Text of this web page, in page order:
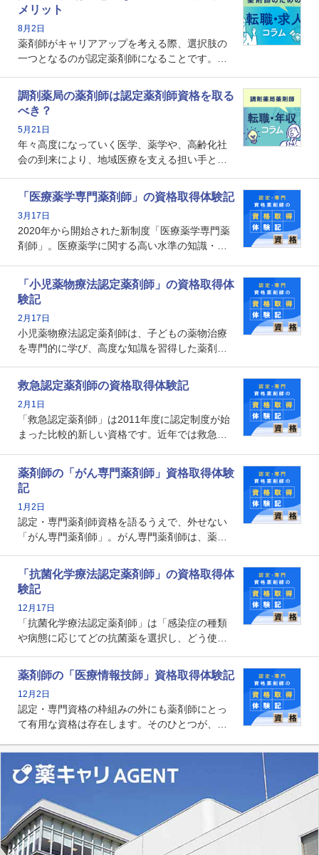
メリット
8月2日
薬剤師がキャリアアップを考える際、選択肢の
一つとなるのが認定薬剤師になることです。し
という声を聞いたことがあるかもしれません。
本記事では、認定薬剤師が「意味ない」といわ
れる理由や、取得するメリット、年収・キャリ
アへの影響を解説します。
調剤薬局の薬剤師は認定薬剤師資格を取る
べき？
5月21日
年々高度になっていく医学、薬学や、高齢化社
会の到来により、地域医療を支える担い手とし
で、重要度が増しているのが認定薬剤師という
資格です。認定薬剤師とはいったいどんな資格
なのでしょうか。それを取得するとどのような
メリットがあるのでしょうか。
「医療薬学専門薬剤師」の資格取得体験記
3月17日
2020年から開始された新制度「医療薬学専門薬
剤師」。医療薬学に関する高い水準の知識・技
剤師としての専門性を示す客観的な根拠の一つ
となります。取得要件は多岐に渡り、審査も複
数回ありますが、患者さんに対して一定の能力
の証明になる資格と言えます。
「小児薬物療法認定薬剤師」の資格取得体
験記
2月17日
小児薬物療法認定薬剤師は、子どもの薬物治療
を専門的に学び、高度な知識を習得した薬剤師
や、特有の疾患、心理状況を理解し、専門性を
深めることで、子どもとその保護者に寄り添え
る存在です。今回はそんな小児薬物療法認定薬
剤師の取得体験記をご紹介します。
救急認定薬剤師の資格取得体験記
2月1日
「救急認定薬剤師」は2011年度に認定制度が始
まった比較的新しい資格です。近年では救急病
とから、救急認定薬剤師を目指す病院薬剤師も
増えているのではないでしょうか。今回はそん
な救急認定薬剤師の取得体験記をご紹介しま
す。
薬剤師の「がん専門薬剤師」資格取得体験
記
1月2日
認定・専門薬剤師資格を語るうえで、外せない
「がん専門薬剤師」。がん専門薬剤師は、薬剤
関する資格として、2009年に発足しました。薬
剤師の専門性を活かして高度化するがん医療に
貢献する姿は、今も病院薬剤師にとって一目置
かれる存在です。
「抗菌化学療法認定薬剤師」の資格取得体
験記
12月17日
「抗菌化学療法認定薬剤師」は「感染症の種類
や病態に応じてどの抗菌薬を選択し、どう使っ
る薬剤師です。現在、感染防止対策加算の施設
基準に専任の薬剤師配置が挙げられており、今
後は感染症領域で薬剤師に、より多くの役割が
求められる可能性もあります。
薬剤師の「医療情報技師」資格取得体験記
12月2日
認定・専門資格の枠組みの外にも薬剤師にとっ
て有用な資格は存在します。そのひとつが、
査データ、投薬歴など非常に多岐にわたる医療
データを利活用し、またシステム管理できるこ
とは、病院薬剤師を中心に大きな武器になりま
す。